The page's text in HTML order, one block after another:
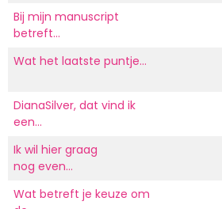
Bij mijn manuscript
betreft…
Wat het laatste puntje…
DianaSilver, dat vind ik
een…
Ik wil hier graag
nog even…
Wat betreft je keuze om